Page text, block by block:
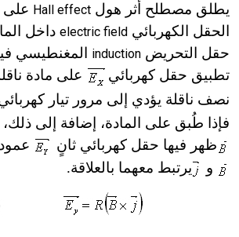
يطلق مصطلح أثر هول Hall effect على
الحقل الكهربائي electric field داخل
حقل التحريض induction
المغنطيسي
تطبيق حقل كهربائي
على مادة
نصف ناقلة يؤدي إلى مرور تيار كهربائي
فإذا طُبق على المادة، إضافة إلى
ظهر فيها حقل كهربائي ثانٍ
و
يرتبط معهما بالعلاقة.